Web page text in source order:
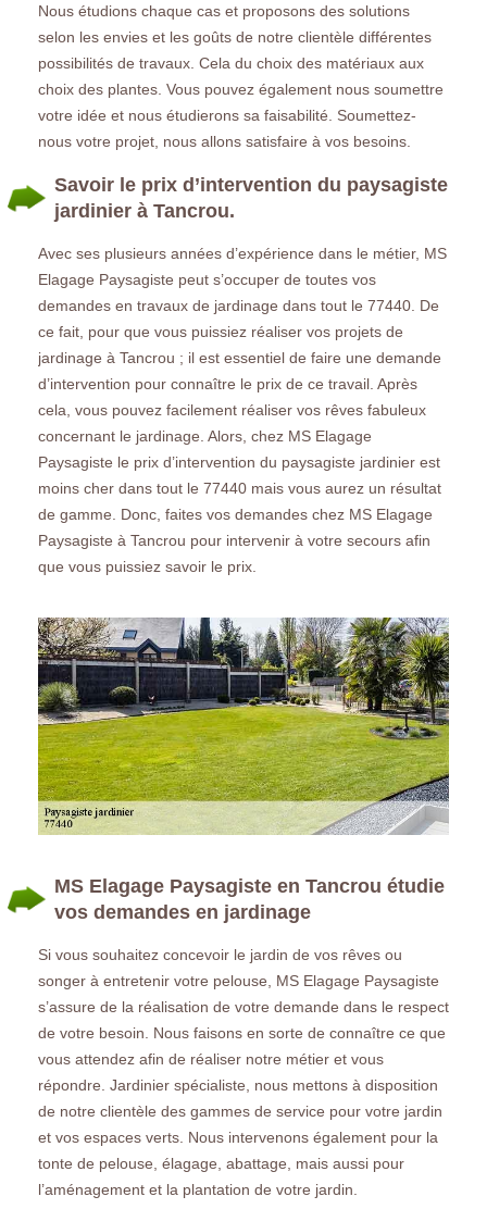
Nous étudions chaque cas et proposons des solutions
selon les envies et les goûts de notre clientèle différentes
possibilités de travaux. Cela du choix des matériaux aux
choix des plantes. Vous pouvez également nous soumettre
votre idée et nous étudierons sa faisabilité. Soumettez-
nous votre projet, nous allons satisfaire à vos besoins.
Savoir le prix d’intervention du paysagiste
jardinier à Tancrou.
Avec ses plusieurs années d’expérience dans le métier, MS
Elagage Paysagiste peut s’occuper de toutes vos
demandes en travaux de jardinage dans tout le 77440. De
ce fait, pour que vous puissiez réaliser vos projets de
jardinage à Tancrou ; il est essentiel de faire une demande
d’intervention pour connaître le prix de ce travail. Après
cela, vous pouvez facilement réaliser vos rêves fabuleux
concernant le jardinage. Alors, chez MS Elagage
Paysagiste le prix d’intervention du paysagiste jardinier est
moins cher dans tout le 77440 mais vous aurez un résultat
de gamme. Donc, faites vos demandes chez MS Elagage
Paysagiste à Tancrou pour intervenir à votre secours afin
que vous puissiez savoir le prix.
MS Elagage Paysagiste en Tancrou étudie
vos demandes en jardinage
Si vous souhaitez concevoir le jardin de vos rêves ou
songer à entretenir votre pelouse, MS Elagage Paysagiste
s’assure de la réalisation de votre demande dans le respect
de votre besoin. Nous faisons en sorte de connaître ce que
vous attendez afin de réaliser notre métier et vous
répondre. Jardinier spécialiste, nous mettons à disposition
de notre clientèle des gammes de service pour votre jardin
et vos espaces verts. Nous intervenons également pour la
tonte de pelouse, élagage, abattage, mais aussi pour
l’aménagement et la plantation de votre jardin.